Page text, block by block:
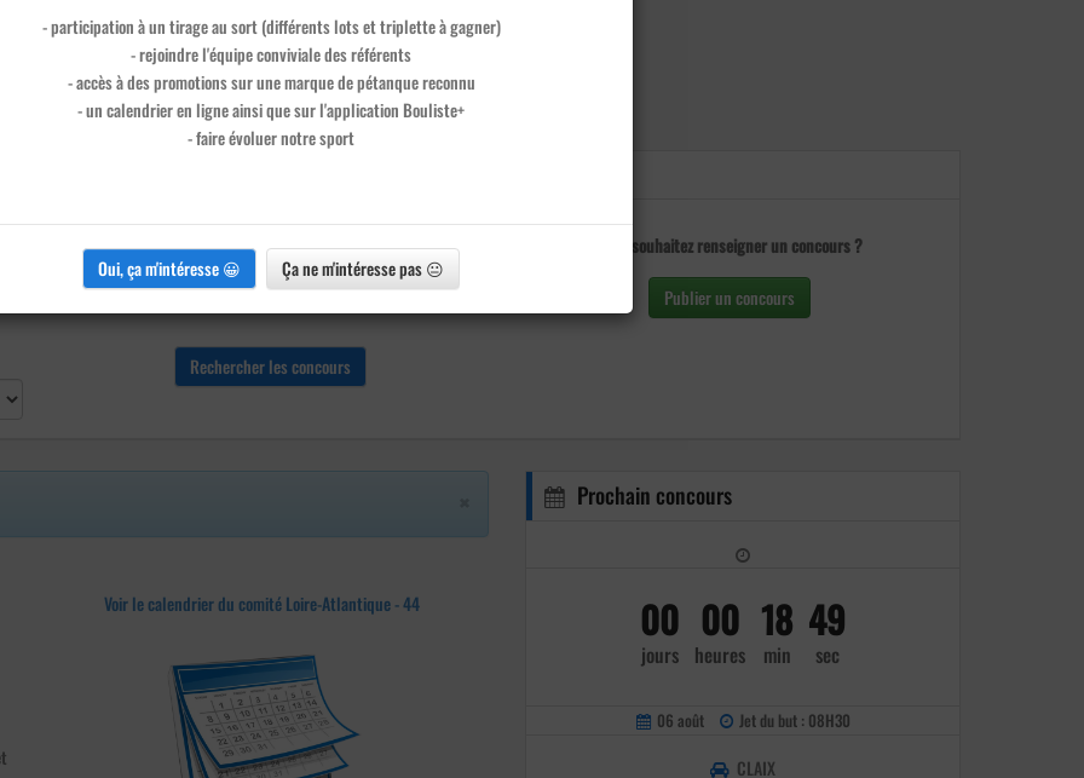
Formation
Vous souhaitez renseigner un concours ?
Publier un concours
Voir le calendrier du comité Loire-Atlantique - 44
Prochain concours
00
jours
00
heures
18
min
49
sec
06 août Jet du but : 08H30
CLAIX
- participation à un tirage au sort (différents lots et triplette à gagner)
- rejoindre l'équipe conviviale des référents
- accès à des promotions sur une marque de pétanque reconnu
- un calendrier en ligne ainsi que sur l'application Bouliste+
- faire évoluer notre sport
Oui, ça m'intéresse 😀 Ça ne m'intéresse pas 😐